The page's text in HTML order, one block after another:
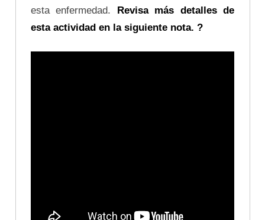
esta enfermedad.
Revisa más detalles de
esta actividad en la siguiente nota. ?